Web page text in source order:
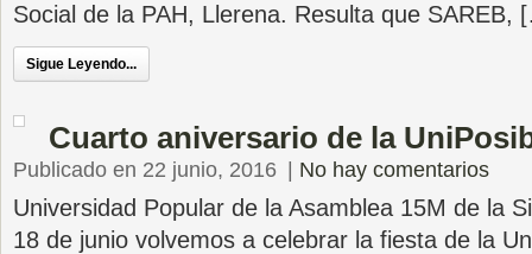
Social de la PAH, Llerena. Resulta que SAREB,
Sigue Leyendo...
Cuarto aniversario de la
Publicado en 22 junio, 2016 No hay comentarios
Universidad Popular de la Asamblea 15M de la
18 de junio volvemos a celebrar la fiesta de la